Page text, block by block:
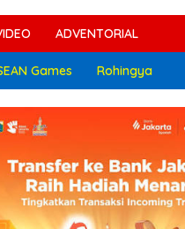
ADVENTORIAL
Games Rohingya